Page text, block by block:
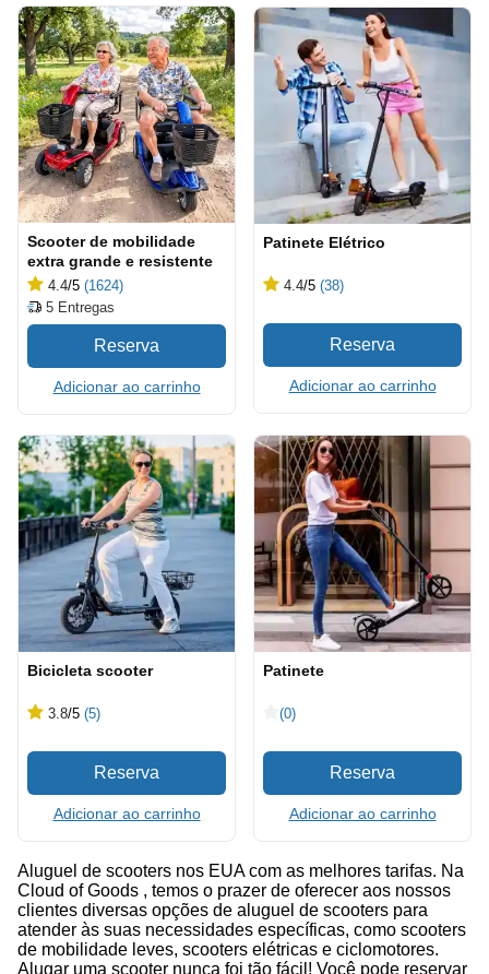
Scooter de mobilidade
extra grande e resistente
4.4/5 (1624)
5 Entregas
Adicionar ao carrinho
Patinete Elétrico
4.4/5 (38)
Adicionar ao carrinho
Bicicleta scooter
3.8/5 (5)
Adicionar ao carrinho
Patinete
(0)
Adicionar ao carrinho
Aluguel de scooters nos EUA com as melhores tarifas. Na
Cloud of Goods , temos o prazer de oferecer aos nossos
clientes diversas opções de aluguel de scooters para
atender às suas necessidades específicas, como scooters
de mobilidade leves, scooters elétricas e ciclomotores.
Alugar uma scooter nunca foi tão fácil! Você pode reservar